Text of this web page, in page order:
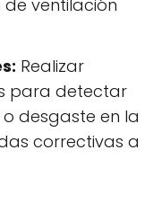
ventilación
Realizar
para detectar
desgaste en la
correctivas a